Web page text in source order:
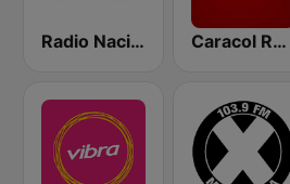
Radio Nacional de Colombia Bogotá 95.9 FM Caracol Radio Medellín